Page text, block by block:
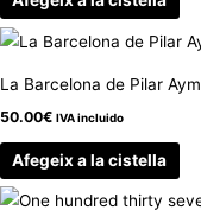
La Barcelona de Pilar
50.00€ IVA incluido
Afegeix a la cistella